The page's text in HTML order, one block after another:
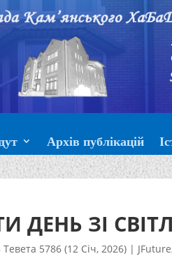
Архів публікацій
ДЕНЬ ЗІ
Тевета 5786 (12 Січ, 2026)| JFuture